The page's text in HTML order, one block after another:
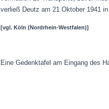
verließ Deutz am 21.Oktober 1941
[vgl. Köln (Nordrhein-Westfalen)]
Eine Gedenktafel am Eingang des